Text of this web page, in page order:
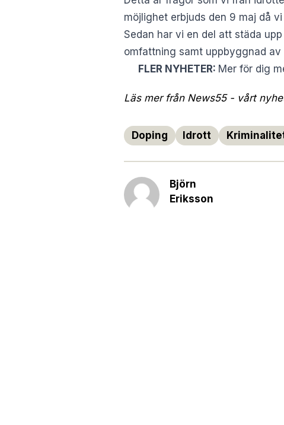
möjlighet erbjuds den 9 maj då
Sedan har vi en del att städa
omfattning samt uppbyggnad
FLER NYHETER: Mer för dig
Läs mer från News55 - vårt
Doping Idrott
Björn
Eriksson